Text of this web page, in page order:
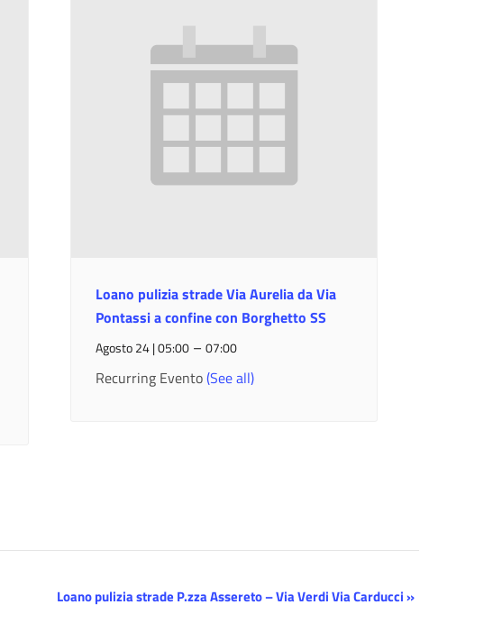
Loano pulizia strade Via Aurelia da Via
Pontassi a confine con Borghetto SS
Agosto 24 | 05:00 –07:00
Recurring Evento(See all)
Loano pulizia strade P.zza Assereto – Via Verdi Via Carducci»